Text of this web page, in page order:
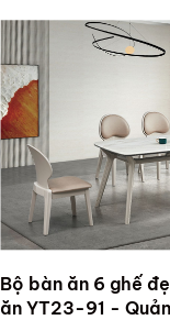
Bộ bàn ăn 6 ghế
ăn YT23-91 -